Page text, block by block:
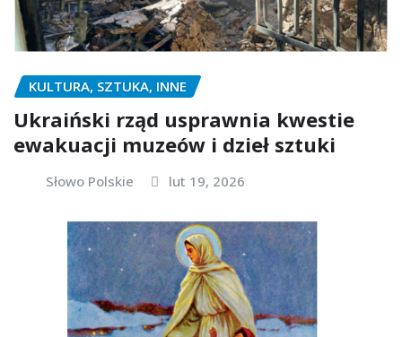
KULTURA, SZTUKA, INNE
Ukraiński rząd usprawnia kwestie
ewakuacji muzeów i dzieł sztuki
Słowo Polskie lut 19, 2026